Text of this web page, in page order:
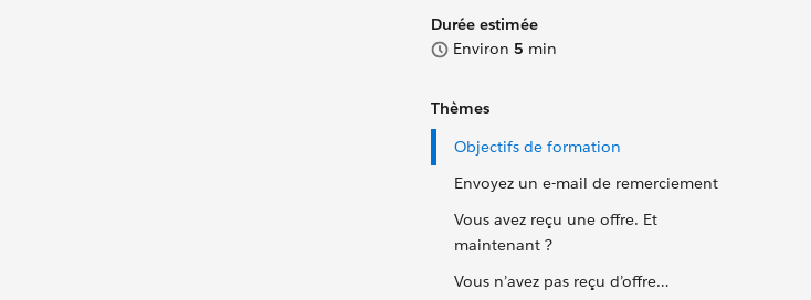
Durée estimée
Environ 5 min
Thèmes
Objectifs de formation
Envoyez un e-mail de remerciement
Vous avez reçu une offre. Et
maintenant ?
Vous n’avez pas reçu d’offre…